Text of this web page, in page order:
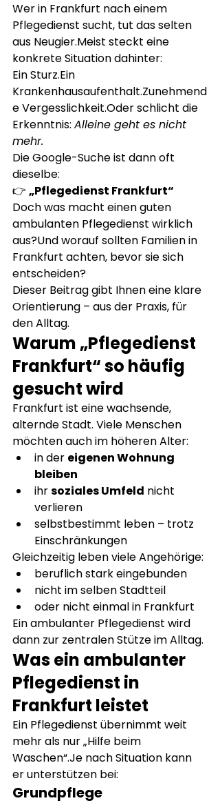
Wer in Frankfurt nach einem
Pflegedienst sucht, tut das selten
aus Neugier.Meist steckt eine
konkrete Situation dahinter:
Ein Sturz.Ein
Krankenhausaufenthalt.Zunehmend
e Vergesslichkeit.Oder schlicht die
Erkenntnis: Alleine geht es nicht
mehr.
Die Google-Suche ist dann oft
dieselbe:
👉 „Pflegedienst Frankfurt“
Doch was macht einen guten
ambulanten Pflegedienst wirklich
aus?Und worauf sollten Familien in
Frankfurt achten, bevor sie sich
entscheiden?
Dieser Beitrag gibt Ihnen eine klare
Orientierung – aus der Praxis, für
den Alltag.
Warum „Pflegedienst
Frankfurt“ so häufig
gesucht wird
Frankfurt ist eine wachsende,
alternde Stadt. Viele Menschen
möchten auch im höheren Alter:
in der eigenen Wohnung
bleiben
ihr soziales Umfeld nicht
verlieren
selbstbestimmt leben – trotz
Einschränkungen
Gleichzeitig leben viele Angehörige:
beruflich stark eingebunden
nicht im selben Stadtteil
oder nicht einmal in Frankfurt
Ein ambulanter Pflegedienst wird
dann zur zentralen Stütze im Alltag.
Was ein ambulanter
Pflegedienst in
Frankfurt leistet
Ein Pflegedienst übernimmt weit
mehr als nur „Hilfe beim
Waschen“.Je nach Situation kann
er unterstützen bei:
Grundpflege